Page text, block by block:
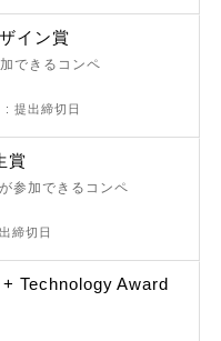
イン賞
できるコンペ
: 提出締切日
賞
参加できるコンペ
締切日
Technology Award